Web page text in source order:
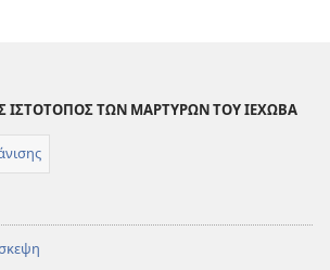
ΙΣΤΟΤΟΠΟΣ ΤΩΝ ΜΑΡΤΥΡΩΝ ΤΟΥ ΙΕΧΩΒΑ